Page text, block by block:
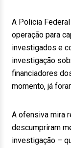
A Policia
operação para
investigados e
investigação
financiadores
momento, já
A ofensiva mira
descumpriram
investigação –